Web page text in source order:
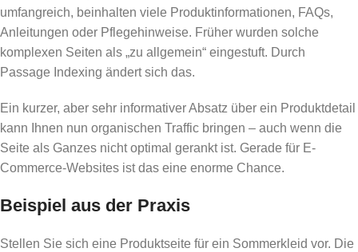
umfangreich, beinhalten viele Produktinformationen, FAQs,
Anleitungen oder Pflegehinweise. Früher wurden solche
komplexen Seiten als „zu allgemein“ eingestuft. Durch
Passage Indexing ändert sich das.
Ein kurzer, aber sehr informativer Absatz über ein Produktdetail
kann Ihnen nun organischen Traffic bringen – auch wenn die
Seite als Ganzes nicht optimal gerankt ist. Gerade für E-
Commerce-Websites ist das eine enorme Chance.
Beispiel aus der Praxis
Stellen Sie sich eine Produktseite für ein Sommerkleid vor. Die